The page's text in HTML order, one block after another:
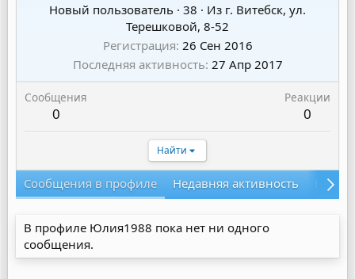
Новый пользователь · 38 · Из г. Витебск, ул.
Терешковой, 8-52
Регистрация 26 Сен 2016
Последняя активность 27 Апр 2017
Сообщения
0
Реакции
0
Найти
Сообщения в профиле Недавняя активность
В профиле Юлия1988 пока нет ни одного
сообщения.